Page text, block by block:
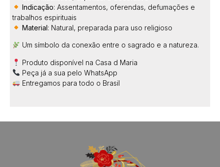
Indicação: Assentamentos, oferendas, defumações e
trabalhos espirituais
Material: Natural, preparada para uso religioso
Um símbolo da conexão entre o sagrado e a natureza.
Produto disponível na Casa d Maria
Peça já a sua pelo WhatsApp
Entregamos para todo o Brasil